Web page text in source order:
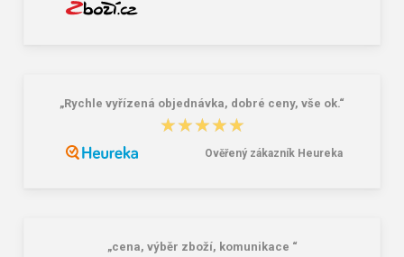
„Rychle vyřízená objednávka, dobré ceny, vše ok.“
★★★★★
★★★★★
Ověřený zákazník Heureka
„cena, výběr zboží, komunikace “